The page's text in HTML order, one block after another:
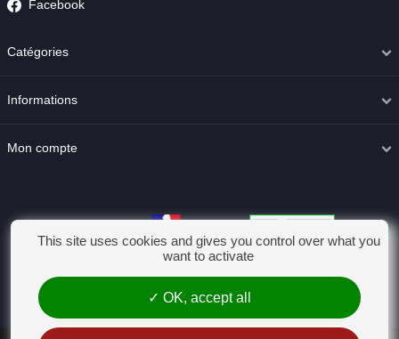
Facebook
Catégories
Informations
Mon compte
This site uses cookies and gives you control over what you
want to activate
OK, accept all